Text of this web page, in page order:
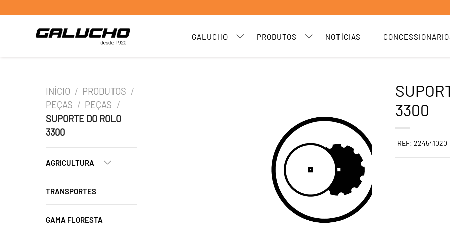
GALUCHO PRODUTOS NOTÍCIAS
INÍCIO / PRODUTOS /
PEÇAS / PEÇAS /
SUPORTE DO ROLO
3300
AGRICULTURA
TRANSPORTES
GAMA FLORESTA
3300
REF: 224541020